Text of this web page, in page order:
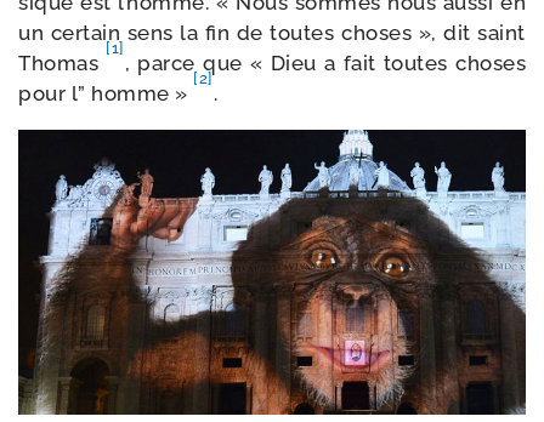
un cer­tain sens la fin de toutes choses », dit saint
Thomas
[1]
, parce que « Dieu a fait toutes choses
pour l” homme »
[2]
.